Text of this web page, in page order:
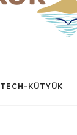
TECH-KÜTYÜK